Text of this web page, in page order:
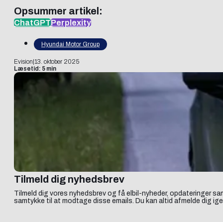
Opsummer artikel:
ChatGPTPerplexity
Hyundai Motor Group
Evision 13. oktober 2025
Læsetid: 5 min
Tilmeld dig nyhedsbrev
Tilmeld dig vores nyhedsbrev og få elbil-nyheder, opdateringer
samtykke til at modtage disse emails. Du kan altid afmelde dig